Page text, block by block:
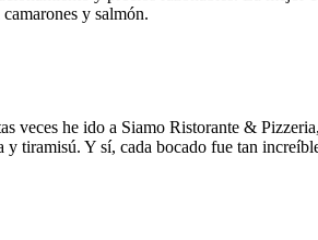
y salmón.
veces he ido a Siamo Ristorante &
y tiramisú. Y sí, cada bocado fue tan